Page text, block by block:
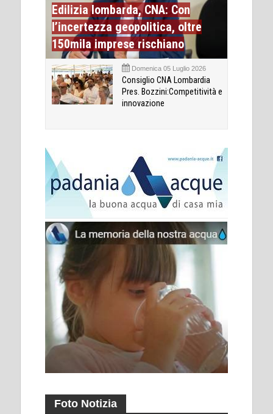
Edilizia lombarda, CNA: Con
l’incertezza geopolitica, oltre
150mila imprese rischiano
Domenica 05 Luglio 2026
Consiglio CNA Lombardia
Pres. Bozzini:Competitività e
innovazione
Foto Notizia